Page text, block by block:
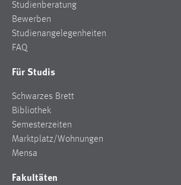
Studienberatung
Bewerben
Studienangelegenheiten
FAQ
Für Studis
Schwarzes Brett
Bibliothek
Semesterzeiten
Marktplatz/Wohnungen
Mensa
Fakultäten